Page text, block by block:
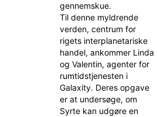
gennemskue.
Til denne myldrende
verden, centrum for
rigets interplanetariske
handel, ankommer Linda
og Valentin, agenter for
rumtidstjenesten i
Galaxity. Deres opgave
er at undersøge, om
Syrte kan udgøre en